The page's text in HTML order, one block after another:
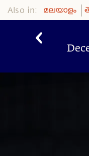
Also in: മലയാളം